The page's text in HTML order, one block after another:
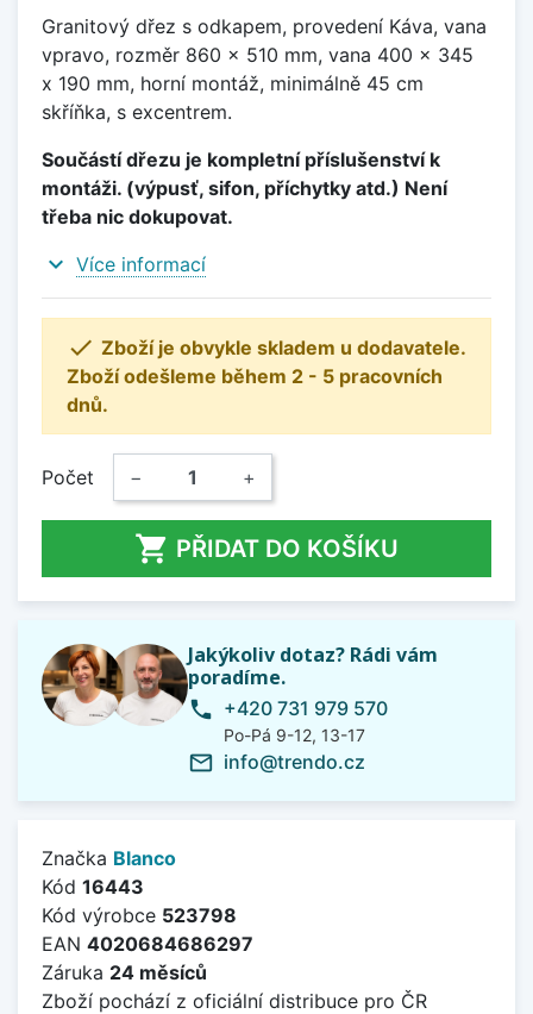
Granitový dřez s odkapem, provedení Káva, vana
vpravo, rozměr 860 x 510 mm, vana 400 x 345
x 190 mm, horní montáž, minimálně 45 cm
skříňka, s excentrem.
Součástí dřezu je kompletní příslušenství k
montáži. (výpusť, sifon, příchytky atd.) Není
třeba nic dokupovat.
expand_more Více informací
 Zboží je obvykle skladem u dodavatele.
Zboží odešleme během 2 - 5 pracovních
dnů.
Počet − +
 PŘIDAT DO KOŠÍKU
Jakýkoliv dotaz? Rádi vám
poradíme.
phone +420 731 979 570
Po-Pá 9-12, 13-17
mail_outline info@trendo.cz
Značka Blanco
Kód 16443
Kód výrobce 523798
EAN 4020684686297
Záruka 24 měsíců
Zboží pochází z oficiální distribuce pro ČR